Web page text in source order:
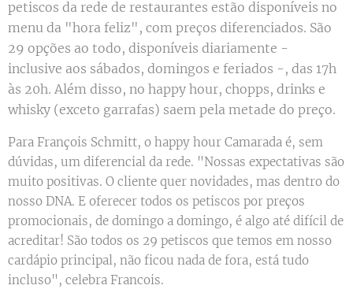
petiscos da rede de restaurantes estão disponíveis no
menu da "hora feliz", com preços diferenciados. São
29 opções ao todo, disponíveis diariamente -
inclusive aos sábados, domingos e feriados -, das 17h
às 20h. Além disso, no happy hour, chopps, drinks e
whisky (exceto garrafas) saem pela metade do preço.
Para François Schmitt, o happy hour Camarada é, sem
dúvidas, um diferencial da rede. "Nossas expectativas são
muito positivas. O cliente quer novidades, mas dentro do
nosso DNA. E oferecer todos os petiscos por preços
promocionais, de domingo a domingo, é algo até difícil de
acreditar! São todos os 29 petiscos que temos em nosso
cardápio principal, não ficou nada de fora, está tudo
incluso", celebra Francois.